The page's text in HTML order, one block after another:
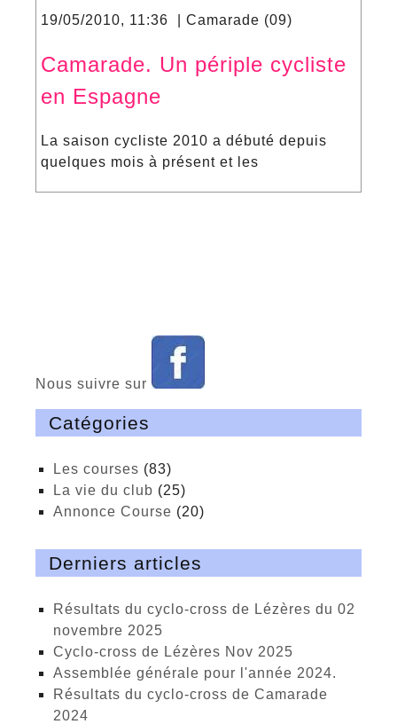
19/05/2010, 11:36 | Camarade (09)
Camarade. Un périple cycliste
en Espagne
La saison cycliste 2010 a débuté depuis
quelques mois à présent et les
Nous suivre sur
Catégories
Les courses (83)
La vie du club (25)
Annonce Course (20)
Derniers articles
Résultats du cyclo-cross de Lézères du 02
novembre 2025
cyclo-cross de Lézères Nov 2025
Assemblée générale pour l'année 2024.
Résultats du cyclo-cross de Camarade
2024